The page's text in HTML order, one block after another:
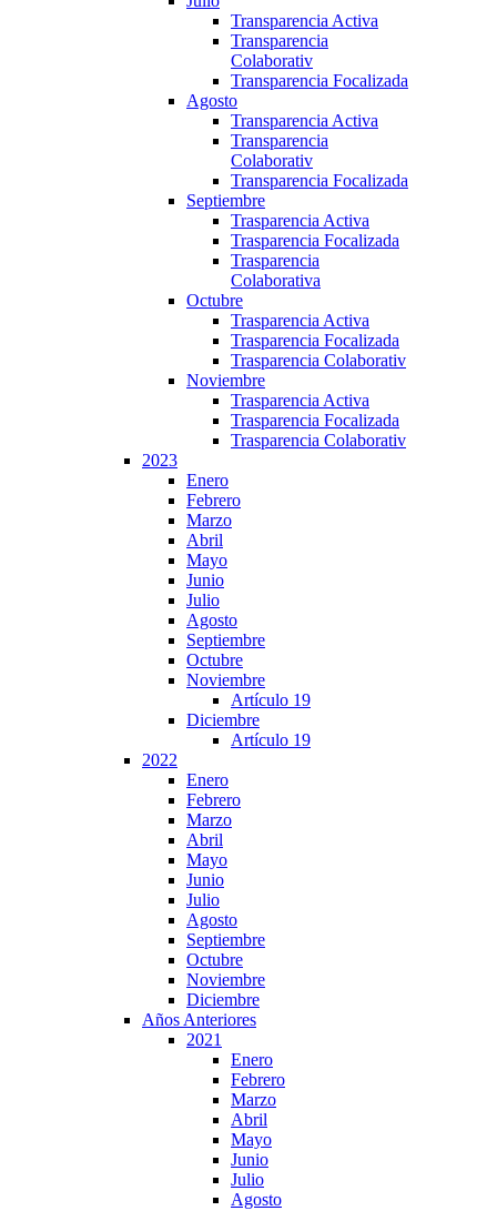
Transparencia Activa
Transparencia
Colaborativ
Transparencia Focalizada
Agosto
Transparencia Activa
Transparencia
Colaborativ
Transparencia Focalizada
Septiembre
Trasparencia Activa
Trasparencia Focalizada
Trasparencia
Colaborativa
Octubre
Trasparencia Activa
Trasparencia Focalizada
Trasparencia Colaborativ
Noviembre
Trasparencia Activa
Trasparencia Focalizada
Trasparencia Colaborativ
2023
Enero
Febrero
Marzo
Abril
Mayo
Junio
Julio
Agosto
Septiembre
Octubre
Noviembre
Artículo 19
Diciembre
Artículo 19
2022
Enero
Febrero
Marzo
Abril
Mayo
Junio
Julio
Agosto
Septiembre
Octubre
Noviembre
Diciembre
Años Anteriores
2021
Enero
Febrero
Marzo
Abril
Mayo
Junio
Julio
Agosto